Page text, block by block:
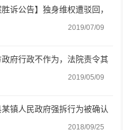
诉公告】独身维权遭驳回，
2019/07/09
政府行政不作为，法院责令其
2019/05/09
镇人民政府强拆行为被确认
2018/09/25